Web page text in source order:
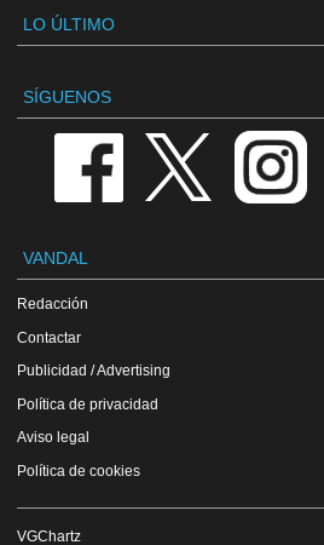
LO ÚLTIMO
SÍGUENOS
VANDAL
Redacción
Contactar
Publicidad / Advertising
Política de privacidad
Aviso legal
Política de cookies
VGChartz